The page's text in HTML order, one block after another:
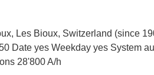
Les Bioux, Switzerland (since
Date yes Weekday yes System
28'800 A/h